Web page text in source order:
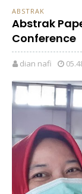
ABSTRAK
Abstrak
Conference
dian nafi